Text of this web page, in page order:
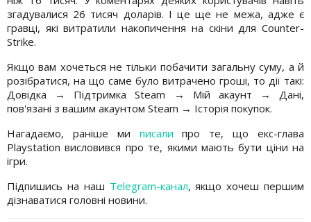
згадувалися 26 тисяч доларів. І це ще не межа, адже є
гравці, які витратили накопичення на скіни для Counter-
Strike.
Якщо вам хочеться не тільки побачити загальну суму, а й
розібратися, на що саме було витрачено гроші, то дії такі:
Довідка → Підтримка Steam → Мій акаунт → Дані,
пов'язані з вашим акаунтом Steam → Історія покупок.
Нагадаємо, раніше ми писали про те, що екс-глава
Playstation висловився про те, якими мають бути ціни на
ігри.
Підпишись на наш Telegram-канал, якщо хочеш першим
дізнаватися головні новини.